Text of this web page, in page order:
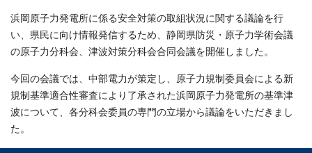
浜岡原子力発電所に係る安全対策の取組状況に関する議論を行
い、県民に向け情報発信するため、静岡県防災・原子力学術会議
の原子力分科会、津波対策分科会合同会議を開催しました。
今回の会議では、中部電力が策定し、原子力規制委員会による新
規制基準適合性審査により了承された浜岡原子力発電所の基準津
波について、各分科会委員の専門の立場から議論をいただきまし
た。